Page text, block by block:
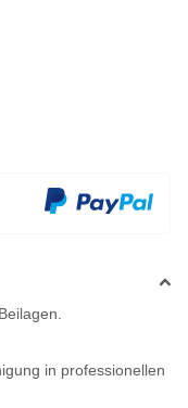
in professionellen